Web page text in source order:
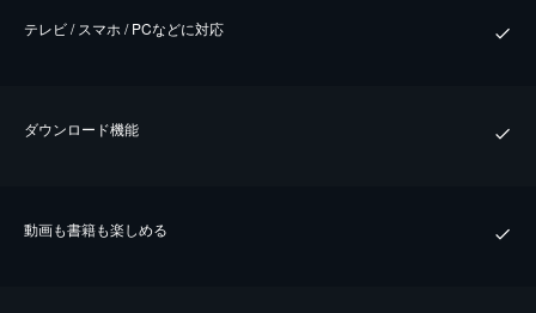
テレビ / スマホ / PCなどに対応
ダウンロード機能
動画も書籍も楽しめる